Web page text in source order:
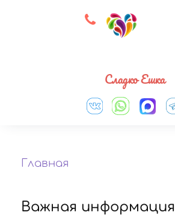
8 927 083
Сладко Ешка
Главная
Важная информация